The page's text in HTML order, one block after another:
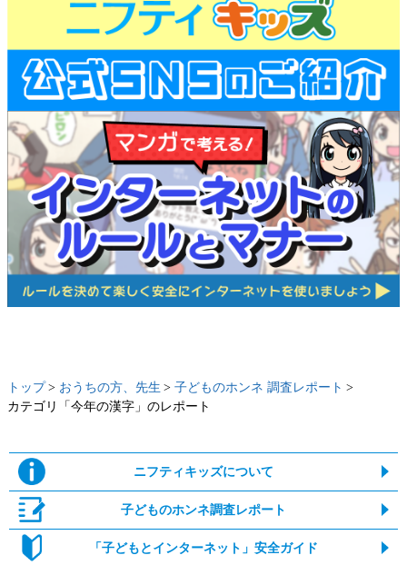
トップ おうちの方、先生
子どものホンネ 調査レポート
カテゴリ「今年の漢字」のレポート
ニフティキッズについて
子どものホンネ調査レポート
「子どもとインターネット」安全ガイド